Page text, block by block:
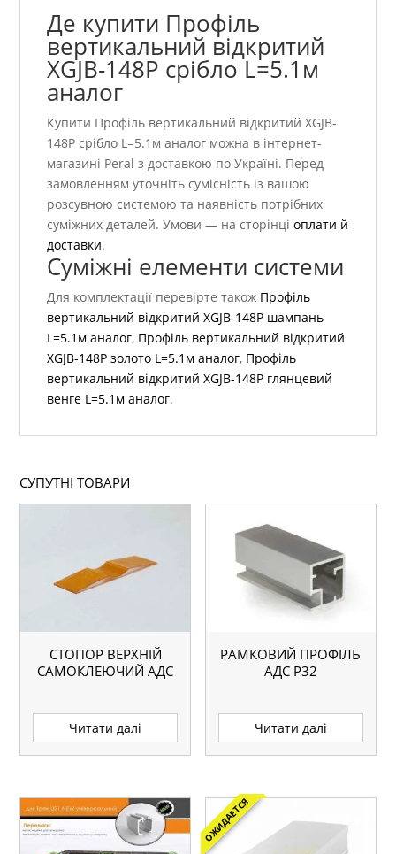
Де купити Профіль
вертикальний відкритий
XGJB-148P срібло L=5.1м
аналог
Купити Профіль вертикальний відкритий XGJB-
148P срібло L=5.1м аналог можна в інтернет-
магазині Peral з доставкою по Україні. Перед
замовленням уточніть сумісність із вашою
розсувною системою та наявність потрібних
суміжних деталей. Умови — на сторінціоплати й
доставки.
Суміжні елементи системи
Для комплектації перевірте також Профіль
вертикальний відкритий XGJB-148P шампань
L=5.1м аналог, Профіль вертикальний відкритий
XGJB-148P золото L=5.1м аналог, Профіль
вертикальний відкритий XGJB-148P глянцевий
венге L=5.1м аналог.
СУПУТНІ ТОВАРИ
СТОПОР ВЕРХНІЙ
САМОКЛЕЮЧИЙ АДС
Читати далі
РАМКОВИЙ ПРОФІЛЬ
АДС P32
Читати далі
ОЖИДАЕТСЯ